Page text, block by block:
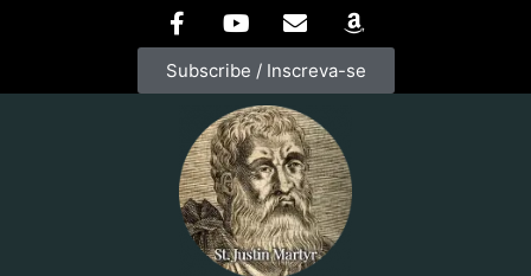
Subscribe / Inscreva-se